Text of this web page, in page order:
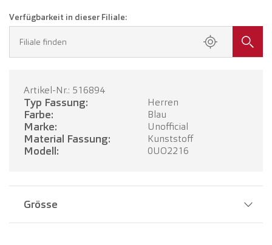
Verfügbarkeit in dieser Filiale:
Filiale finden
Artikel-Nr.: 516894
Typ Fassung: Herren
Farbe: Blau
Marke: Unofficial
Material Fassung: Kunststoff
Modell: 0UO2216
Grösse